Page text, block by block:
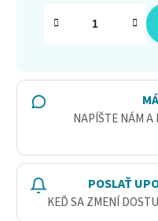
Jednotková cena:
NAPÍŠTE NÁM A
POSLAŤ
KEĎ SA ZMENÍ